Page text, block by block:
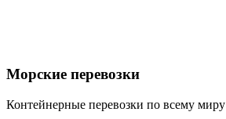
Морские перевозки
Контейнерные перевозки по всему миру